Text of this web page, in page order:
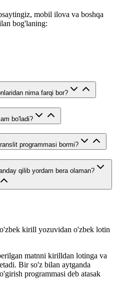
mobil ilova va boshqa
bog'laning:
nima farqi bor?
bo'ladi?
programmasi bormi?
qilib yordam bera olaman?
kirill yozuvidan o'zbek lotin
matnni kirilldan lotinga va
Bir so'z bilan aytganda
programmasi deb atasak